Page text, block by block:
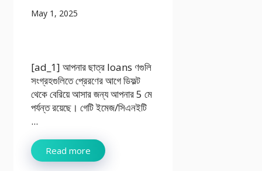
May 1, 2025
[ad_1] আপনার ছাত্র loans ণগুলি
সংগ্রহগুলিতে প্রেরণের আগে ডিফল্ট
থেকে বেরিয়ে আসার জন্য আপনার 5 মে
পর্যন্ত রয়েছে। গেটি ইমেজ/সিএনইটি
...
Read more